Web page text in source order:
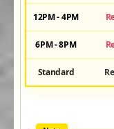
12PM - 4PM
6PM - 8PM
Standard